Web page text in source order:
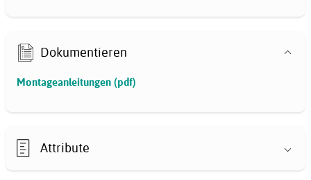
Dokumentieren
Montageanleitungen (pdf)
Attribute